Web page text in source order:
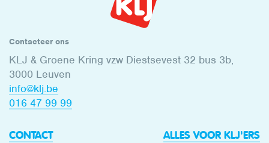
Contacteer ons
KLJ & Groene Kring vzw Diestsevest 32 bus 3b,
3000 Leuven
info@klj.be​
016 47 99 99
CONTACT ALLES VOOR KLJ'ERS